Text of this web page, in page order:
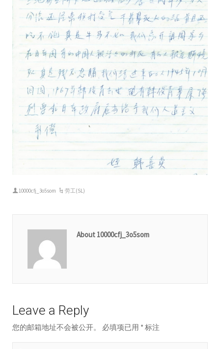
10000cfj_3o5som 劳工(SL)
About 10000cfj_3o5som
Leave a Reply
您的邮箱地址不会被公开。 必填项已用 *标注